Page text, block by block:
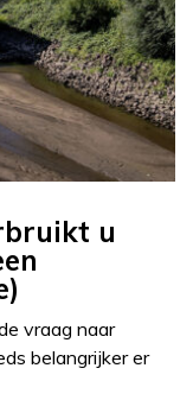
u
vraag naar
belangrijker er